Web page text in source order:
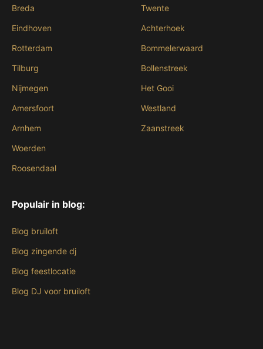
Breda
Eindhoven
Rotterdam
Tilburg
Nijmegen
Amersfoort
Arnhem
Woerden
Roosendaal
Twente
Achterhoek
Bommelerwaard
Bollenstreek
Het Gooi
Westland
Zaanstreek
Populair in blog:
Blog bruiloft
Blog zingende dj
Blog feestlocatie
Blog DJ voor bruiloft